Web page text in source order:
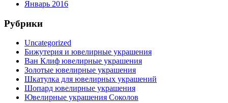
Январь 2016
Рубрики
Uncategorized
Бижутерия и ювелирные украшения
Ван Клиф ювелирные украшения
Золотые ювелирные украшения
Шкатулка для ювелирных украшений
Шопард ювелирные украшения
Ювелирные украшения Соколов